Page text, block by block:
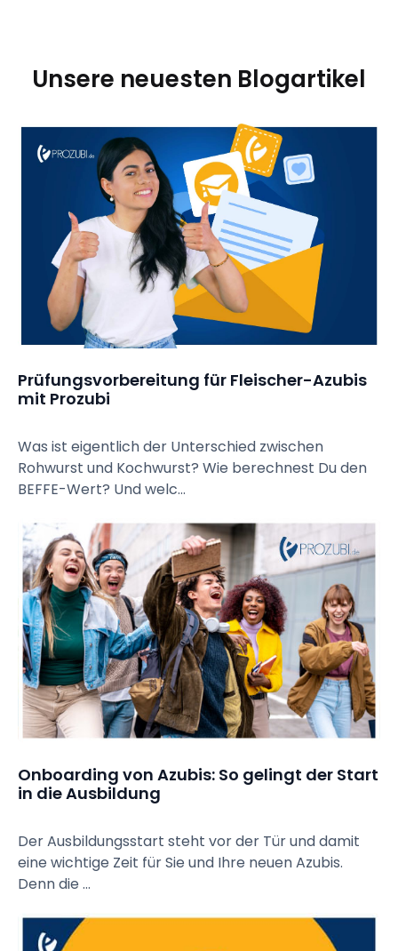
Unsere neuesten Blogartikel
Prüfungsvorbereitung für Fleischer-Azubis
mit Prozubi
Was ist eigentlich der Unterschied zwischen
Rohwurst und Kochwurst? Wie berechnest Du den
BEFFE-Wert? Und welc...
Onboarding von Azubis: So gelingt der Start
in die Ausbildung
Der Ausbildungsstart steht vor der Tür und damit
eine wichtige Zeit für Sie und Ihre neuen Azubis.
Denn die ...